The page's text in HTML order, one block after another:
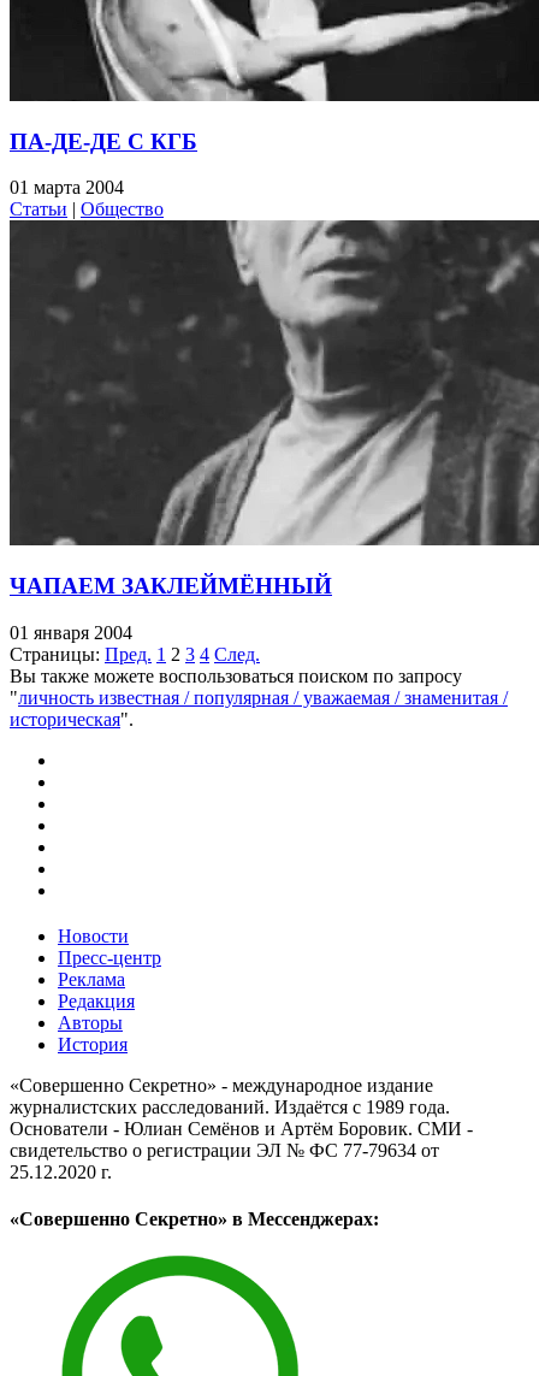
ПА-ДЕ-ДЕ С КГБ
01 марта 2004
Статьи | Общество
ЧАПАЕМ ЗАКЛЕЙМЁННЫЙ
01 января 2004
Страницы: Пред. 1 2 3 4 След.
Вы также можете воспользоваться поиском по запросу
"личность известная / популярная / уважаемая / знаменитая /
историческая".
Новости
Пресс-центр
Реклама
Редакция
Авторы
История
«Совершенно Секретно» - международное издание
журналистских расследований. Издаётся с 1989 года.
Основатели - Юлиан Семёнов и Артём Боровик. CМИ -
свидетельство о регистрации ЭЛ № ФС 77-79634 от
25.12.2020 г.
«Совершенно Секретно» в Мессенджерах: